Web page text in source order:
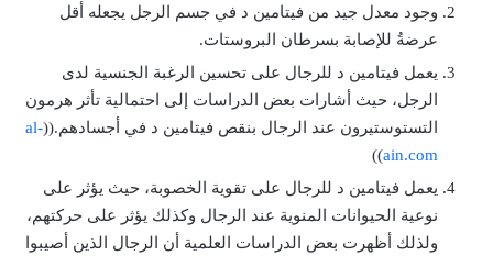
وجود معدل جيد من فيتامين د في جسم الرجل يجعله أقل
عرضةُ للإصابة بسرطان البروستات.
يعمل فيتامين د للرجال على تحسين الرغبة الجنسية لدى
الرجل، حيث أشارات بعض الدراسات إلى احتمالية تأثر هرمون
التستوستيرون عند الرجال بنقص فيتامين د في أجسادهم.((al-
ain.com
))
يعمل فيتامين د للرجال على تقوية الخصوبة، حيث يؤثر على
نوعية الحيوانات المنوية عند الرجال وكذلك يؤثر على حركتهم،
ولذلك أظهرت بعض الدراسات العلمية أن الرجال الذين أصيبوا